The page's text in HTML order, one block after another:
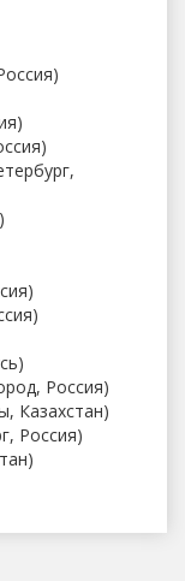
Россия)
Казахстан)
Россия)